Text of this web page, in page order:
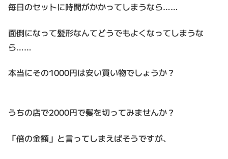
毎日のセットに時間がかかってしまうなら……
面倒になって髪形なんてどうでもよくなってしまうな
ら……
本当にその1000円は安い買い物でしょうか？
うちの店で2000円で髪を切ってみませんか？
「倍の金額」と言ってしまえばそうですが、